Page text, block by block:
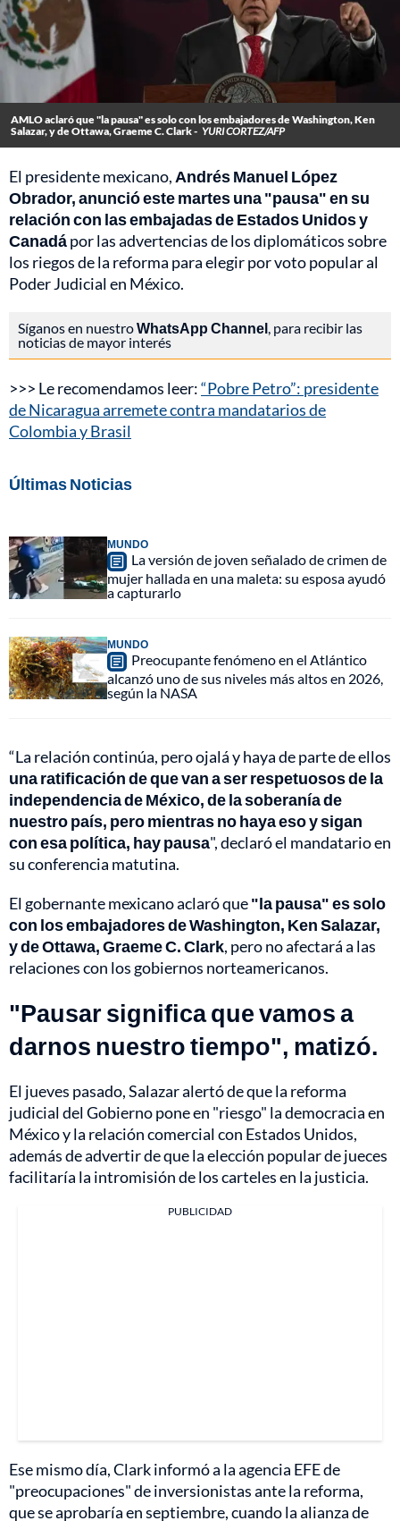
AMLO aclaró que "la pausa" es solo con los embajadores de Washington, Ken
Salazar, y de Ottawa, Graeme C. Clark - YURI CORTEZ/AFP
El presidente mexicano, Andrés Manuel López
Obrador, anunció este martes una "pausa" en su
relación con las embajadas de Estados Unidos y
Canadápor las advertencias de los diplomáticos sobre
los riegos de la reforma para elegir por voto popular al
Poder Judicial en México.
Síganos en nuestroWhatsApp Channel, para recibir las
noticias de mayor interés
>>> Le recomendamos leer:“Pobre Petro”: presidente
de Nicaragua arremete contra mandatarios de
Colombia y Brasil
Últimas Noticias
MUNDO
La versión de joven señalado de crimen de
mujer hallada en una maleta: su esposa ayudó
a capturarlo
MUNDO
Preocupante fenómeno en el Atlántico
alcanzó uno de sus niveles más altos en 2026,
según la NASA
“La relación continúa, pero ojalá y haya de parte de ellos
una ratificación de que van a ser respetuosos de la
independencia de México, de la soberanía de
nuestro país, pero mientras no haya eso y sigan
con esa política, hay pausa", declaró el mandatario en
su conferencia matutina.
El gobernante mexicano aclaró que"la pausa" es solo
con los embajadores de Washington, Ken Salazar,
y de Ottawa, Graeme C. Clark, pero no afectará a las
relaciones con los gobiernos norteamericanos.
"Pausar significa que vamos a
darnos nuestro tiempo", matizó.
El jueves pasado, Salazar alertó de que la reforma
judicial del Gobierno pone en "riesgo" la democracia en
México y la relación comercial con Estados Unidos,
además de advertir de que la elección popular de jueces
facilitaría la intromisión de los carteles en la justicia.
PUBLICIDAD
Ese mismo día, Clark informó a la agencia EFE de
"preocupaciones" de inversionistas ante la reforma,
que se aprobaría en septiembre, cuando la alianza de